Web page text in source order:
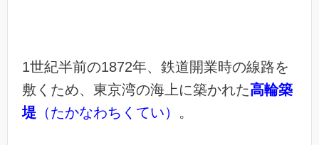
1世紀半前の1872年、鉄道開業時の線路を
敷くため、東京湾の海上に築かれた高輪築
堤 （たかなわちくてい） 。